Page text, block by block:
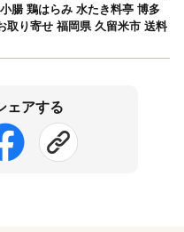
腸 鶏はらみ 水たき料亭 博多
取り寄せ 福岡県 久留米市 送料
ェアする